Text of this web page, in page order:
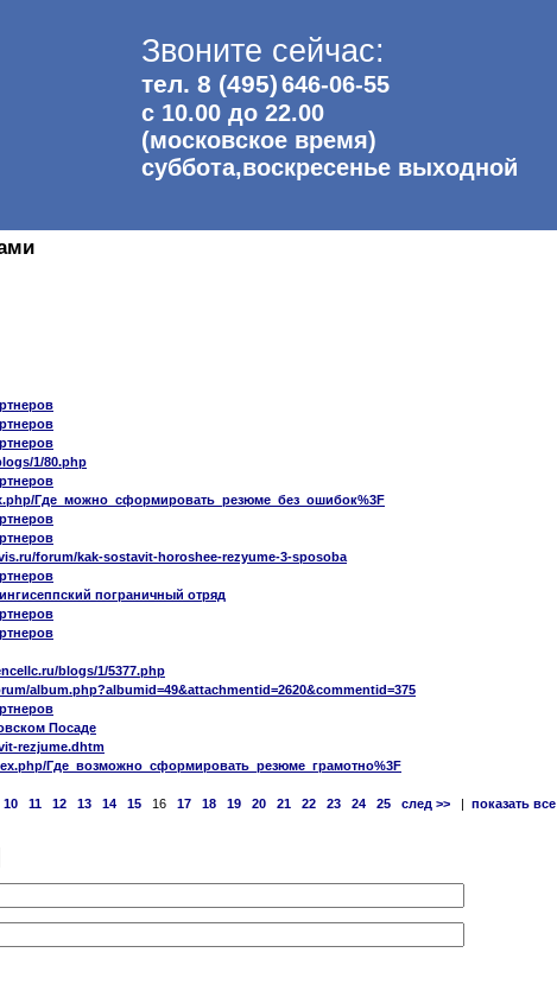
Звоните сейчас:
тел. 8 (495)646-06-55
с 10.00 до 22.00
(московское время)
суббота,воскресенье выходной
1/80.php
Где_можно_сформировать_резюме_без_ошибок%3F
forum/kak-sostavit-horoshee-rezyume-3-sposoba
пограничный отряд
blogs/1/5377.php
album.php?albumid=49&attachmentid=2620&commentid=375
Посаде
rezjume.dhtm
Где_возможно_сформировать_резюме_грамотно%3F
10 11 12 13 14 15 16 17 18 19 20 21 22 23 24 25 след >>
показать все